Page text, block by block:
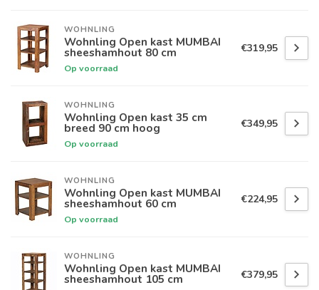
WOHNLING
Wohnling Open kast MUMBAI
sheeshamhout 80 cm
Op voorraad
€319,95
WOHNLING
Wohnling Open kast 35 cm
breed 90 cm hoog
Op voorraad
€349,95
WOHNLING
Wohnling Open kast MUMBAI
sheeshamhout 60 cm
Op voorraad
€224,95
WOHNLING
Wohnling Open kast MUMBAI
sheeshamhout 105 cm €379,95